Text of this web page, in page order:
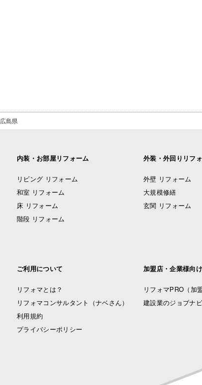
広島県
内装・お部屋リフォーム
リビング リフォーム
和室 リフォーム
床 リフォーム
階段 リフォーム
外装・外回りリフ
外壁 リフォーム
大規模修繕
玄関 リフォーム
ご利用について
リフォマとは？
リフォマコンサルタント（ナベさん）
利用規約
プライバシーポリシー
加盟店・企業様向け
リフォマPRO （加
建設業のジョブナビ